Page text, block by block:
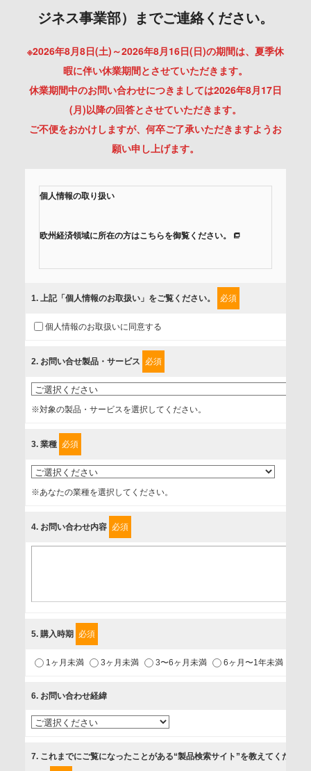
ジネス事業部）までご連絡ください。
※2026年8月8日(土)～2026年8月16日(日)の期間は、夏季休
暇に伴い休業期間とさせていただきます。
休業期間中のお問い合わせにつきましては2026年8月17日
(月)以降の回答とさせていただきます。
ご不便をおかけしますが、何卒ご了承いただきますようお
願い申し上げます。
個人情報の取り扱い
欧州経済領域に所在の方はこちらを御覧ください。
組みを行っています。
に取扱い、これらで定める範囲内で、サービスの提供やご案
内等のために利用させていただいております。
情報を提供されるお客様（本人）に対して、情報の収集目
的、管理者、提供の有無、情報提供の任意性や権利について
確認し、当社への情報提供がお客様の懸念にならないよう
上げます。
事業者名
個人情報保護責任者
1.当社が取り扱う商品・サービスに関するご案内
2.当社が開催（主催・共催・協賛）するセミナーなど、各種イ
3.お客様の業務内容、及び興味、関心に応じた情報の提供
4.お客様満足度調査等のアンケートの依頼
1. 上記「個人情報のお取扱い」をご覧ください。 必須
個人情報のお取扱いに同意する
2. お問い合せ製品・サービス 必須
※対象の製品・サービスを選択してください。
3. 業種 必須
※あなたの業種を選択してください。
4. お問い合わせ内容 必須
5. 購入時期 必須
1ヶ月未満 3ヶ月未満 3〜6ヶ月未満 6ヶ月〜1年未満
6. お問い合わせ経緯
7. これまでにご覧になったことがある“製品検索サイト”を教えてください